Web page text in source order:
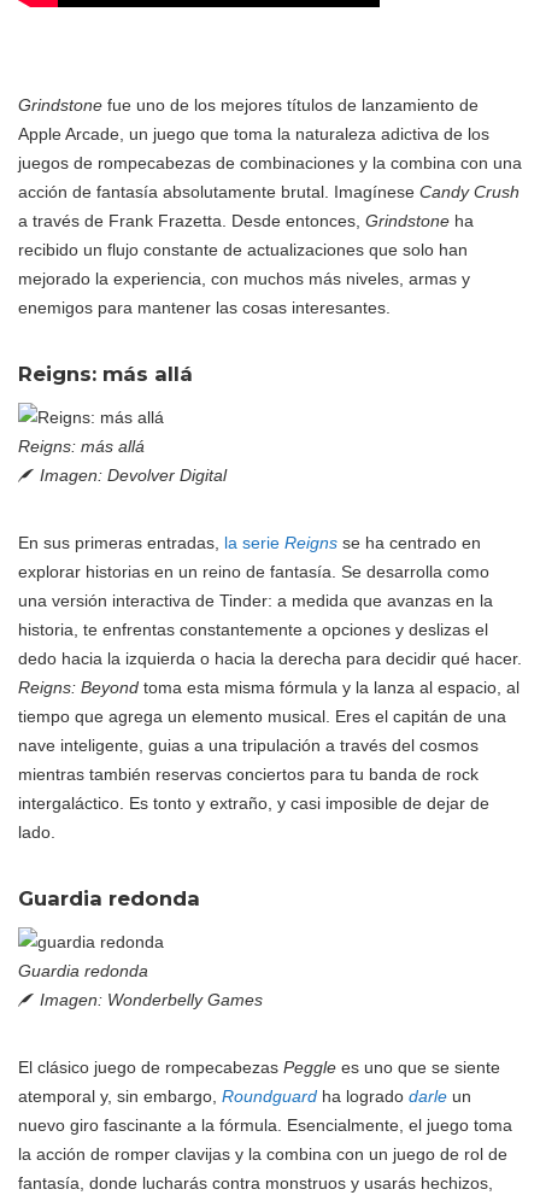
Grindstone fue uno de los mejores títulos de lanzamiento de
Apple Arcade, un juego que toma la naturaleza adictiva de los
juegos de rompecabezas de combinaciones y la combina con una
acción de fantasía absolutamente brutal. Imagínese Candy Crush
a través de Frank Frazetta. Desde entonces, Grindstone ha
recibido un flujo constante de actualizaciones que solo han
mejorado la experiencia, con muchos más niveles, armas y
enemigos para mantener las cosas interesantes.
Reigns: más allá
Reigns: más allá
Imagen: Devolver Digital
En sus primeras entradas, la serie Reigns se ha centrado en
explorar historias en un reino de fantasía. Se desarrolla como
una versión interactiva de Tinder: a medida que avanzas en la
historia, te enfrentas constantemente a opciones y deslizas el
dedo hacia la izquierda o hacia la derecha para decidir qué hacer.
Reigns: Beyond toma esta misma fórmula y la lanza al espacio, al
tiempo que agrega un elemento musical. Eres el capitán de una
nave inteligente, guias a una tripulación a través del cosmos
mientras también reservas conciertos para tu banda de rock
intergaláctico. Es tonto y extraño, y casi imposible de dejar de
lado.
Guardia redonda
Guardia redonda
Imagen: Wonderbelly Games
El clásico juego de rompecabezas Peggle es uno que se siente
atemporal y, sin embargo, Roundguard ha logrado darle un
nuevo giro fascinante a la fórmula. Esencialmente, el juego toma
la acción de romper clavijas y la combina con un juego de rol de
fantasía, donde lucharás contra monstruos y usarás hechizos,